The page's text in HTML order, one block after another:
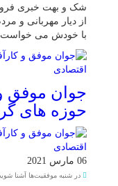
شک و بهت خبری
از دیار مهربانی و
با خودش می خواست
جوان موفق
حوزه های
06 مارس 2021
در شنبه موفقیت‌ها آشنا